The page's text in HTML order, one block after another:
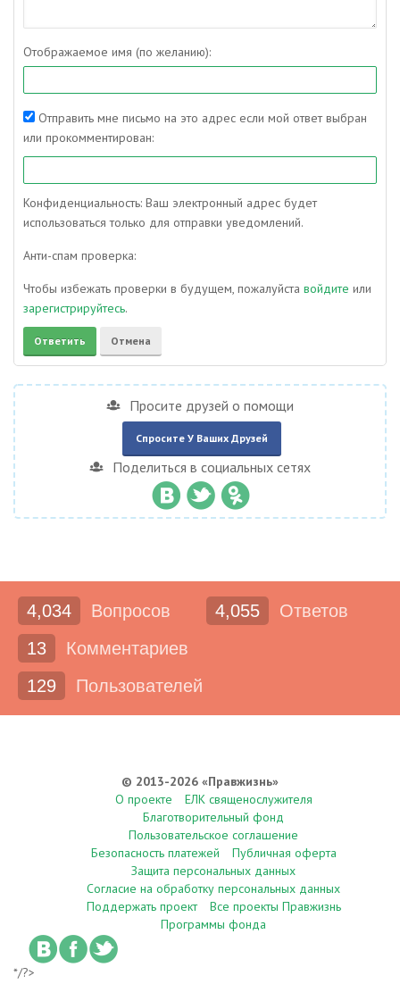
Отображаемое имя (по желанию):
Отправить мне письмо на это адрес если мой ответ выбран
или прокомментирован:
Конфиденциальность: Ваш электронный адрес будет
использоваться только для отправки уведомлений.
Анти-спам проверка:
Чтобы избежать проверки в будущем, пожалуйста войдите или
зарегистрируйтесь.
Просите друзей о помощи
Спросите У Ваших Друзей
Поделиться в социальных сетях
4,034 Вопросов 4,055
Ответов
13
Комментариев
129
Пользователей
© 2013-2026 «Правжизнь»
О проекте
ЕЛК священослужителя
Благотворительный фонд
Пользовательское соглашение
Безопасность платежей
Публичная оферта
Защита персональных данных
Согласие на обработку персональных данных
Поддержать проект
Все проекты Правжизнь
Программы фонда
*/?>